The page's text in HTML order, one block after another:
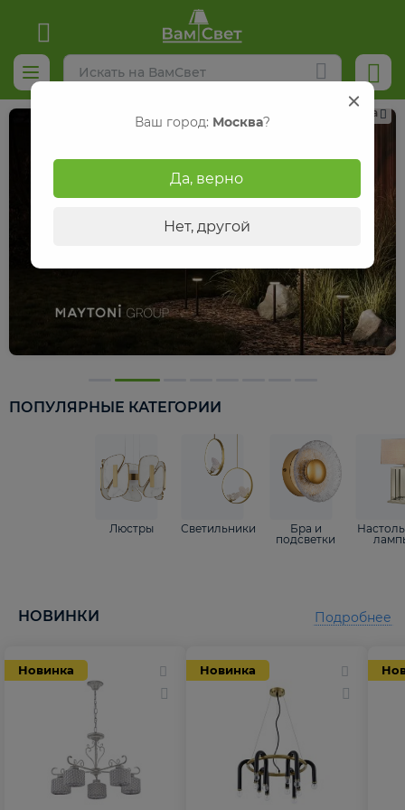
Реклама
ПОПУЛЯРНЫЕ КАТЕГОРИИ
Люстры Светильники
Бра и
подсветки
НОВИНКИ
Новинка Новинка
Подробнее
Ваш город: Москва?
Да, верно
Нет, другой